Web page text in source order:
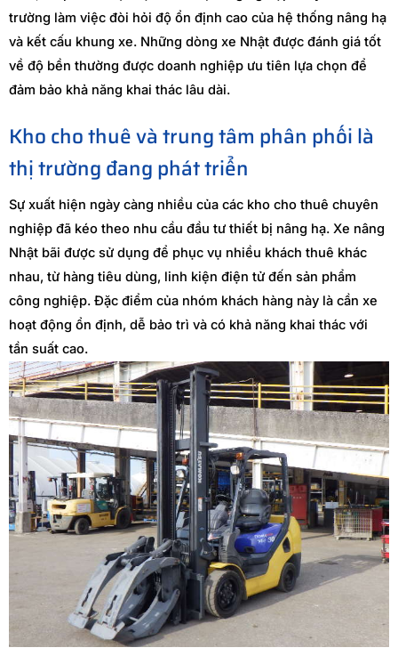
trường làm việc đòi hỏi độ ổn định cao của hệ thống nâng hạ
và kết cấu khung xe. Những dòng xe Nhật được đánh giá tốt
về độ bền thường được doanh nghiệp ưu tiên lựa chọn để
đảm bảo khả năng khai thác lâu dài.
Kho cho thuê và trung tâm phân phối là
thị trường đang phát triển
Sự xuất hiện ngày càng nhiều của các kho cho thuê chuyên
nghiệp đã kéo theo nhu cầu đầu tư thiết bị nâng hạ. Xe nâng
Nhật bãi được sử dụng để phục vụ nhiều khách thuê khác
nhau, từ hàng tiêu dùng, linh kiện điện tử đến sản phẩm
công nghiệp. Đặc điểm của nhóm khách hàng này là cần xe
hoạt động ổn định, dễ bảo trì và có khả năng khai thác với
tần suất cao.